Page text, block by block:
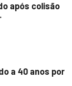
após colisão
a 40 anos por